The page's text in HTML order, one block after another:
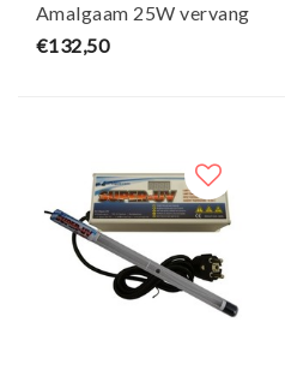
Amalgaam 25W vervang
unit - Air Aqua
€132,50